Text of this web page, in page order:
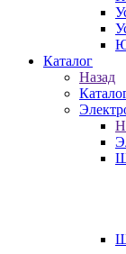
Каталог
Назад